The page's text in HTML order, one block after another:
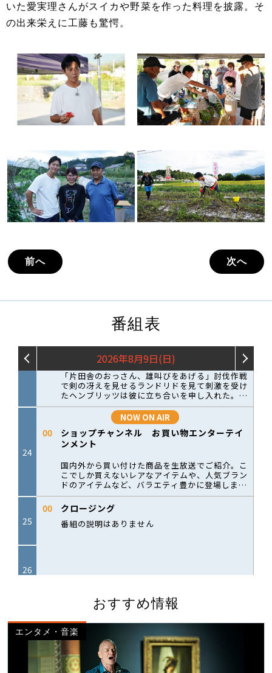
いた愛実理さんがスイカや野菜を作った料理を披露。そ
の出来栄えに工藤も驚愕。
前へ 次へ
番組表
おすすめ情報
エンタメ・音楽